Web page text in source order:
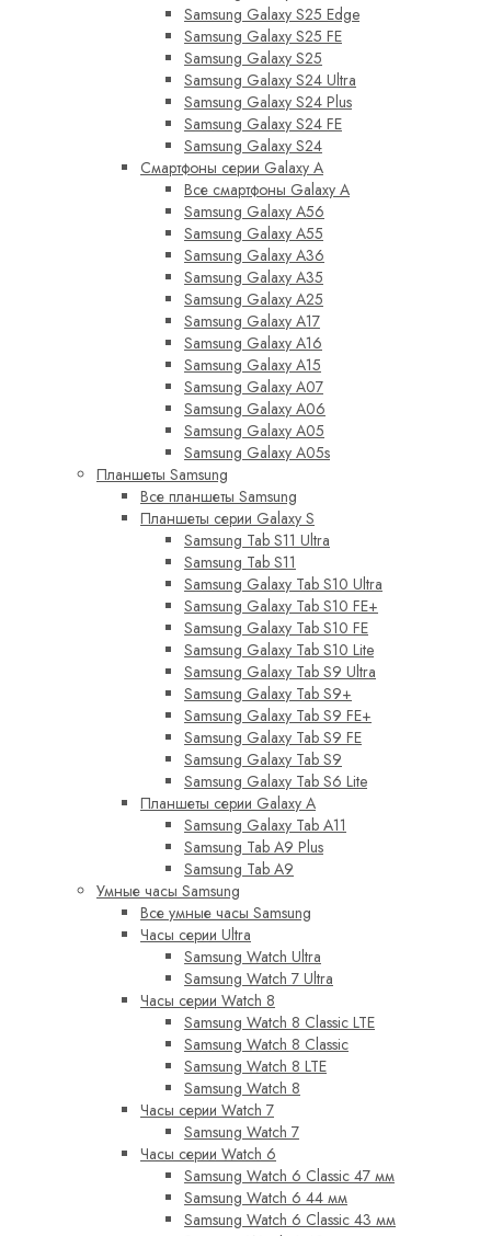
Samsung Galaxy S25 Edge
Samsung Galaxy S25 FE
Samsung Galaxy S25
Samsung Galaxy S24 Ultra
Samsung Galaxy S24 Plus
Samsung Galaxy S24 FE
Samsung Galaxy S24
Смартфоны серии Galaxy A
Все смартфоны Galaxy A
Samsung Galaxy A56
Samsung Galaxy A55
Samsung Galaxy A36
Samsung Galaxy A35
Samsung Galaxy A25
Samsung Galaxy A17
Samsung Galaxy A16
Samsung Galaxy A15
Samsung Galaxy A07
Samsung Galaxy A06
Samsung Galaxy A05
Samsung Galaxy A05s
Планшеты Samsung
Все планшеты Samsung
Планшеты серии Galaxy S
Samsung Tab S11 Ultra
Samsung Tab S11
Samsung Galaxy Tab S10 Ultra
Samsung Galaxy Tab S10 FE+
Samsung Galaxy Tab S10 FE
Samsung Galaxy Tab S10 Lite
Samsung Galaxy Tab S9 Ultra
Samsung Galaxy Tab S9+
Samsung Galaxy Tab S9 FE+
Samsung Galaxy Tab S9 FE
Samsung Galaxy Tab S9
Samsung Galaxy Tab S6 Lite
Планшеты серии Galaxy A
Samsung Galaxy Tab A11
Samsung Tab A9 Plus
Samsung Tab A9
Умные часы Samsung
Все умные часы Samsung
Часы серии Ultra
Samsung Watch Ultra
Samsung Watch 7 Ultra
Часы серии Watch 8
Samsung Watch 8 Classic LTE
Samsung Watch 8 Classic
Samsung Watch 8 LTE
Samsung Watch 8
Часы серии Watch 7
Samsung Watch 7
Часы серии Watch 6
Samsung Watch 6 Classic 47 мм
Samsung Watch 6 44 мм
Samsung Watch 6 Classic 43 мм